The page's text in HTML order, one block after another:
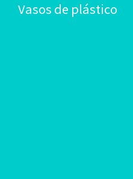
Vasos de plástico